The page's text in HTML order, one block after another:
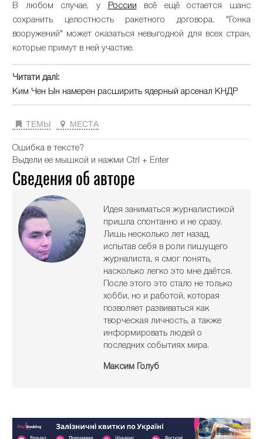
В любом случае, у России всё ещё остается шанс
сохранить целостность ракетного договора. "Гонка
вооружений" может оказаться невыгодной для всех стран,
которые примут в ней участие.
Читати далі:
Ким Чен Ын намерен расширить ядерный арсенал КНДР
ТЕМЫ МЕСТА
Ошибка в тексте?
Выдели ее мышкой и нажми Ctrl + Enter
Сведения об авторе
Идея заниматься журналистикой
пришла спонтанно и не сразу.
Лишь несколько лет назад,
испытав себя в роли пишущего
журналиста, я смог понять,
насколько легко это мне даётся.
После этого это стало не только
хобби, но и работой, которая
позволяет развиваться как
творческая личность, а также
информировать людей о
последних событиях мира.
Максим Голуб